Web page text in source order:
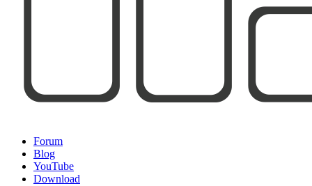
Forum
Blog
YouTube
Download